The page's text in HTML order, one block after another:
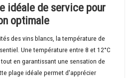
idéale de service pour
optimale
des vins blancs, la température de
Une température entre 8 et 12°C
en garantissant une sensation de
plage idéale permet d'apprécier